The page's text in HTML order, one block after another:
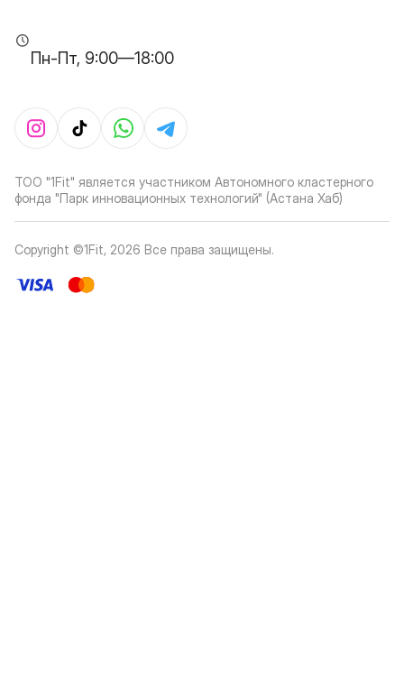
Пн-Пт, 9:00—18:00
ТОО "1Fit" является участником Автономного кластерного
фонда "Парк инновационных технологий" (Астана Хаб)
Copyright ©1Fit, 2026 Все права защищены.